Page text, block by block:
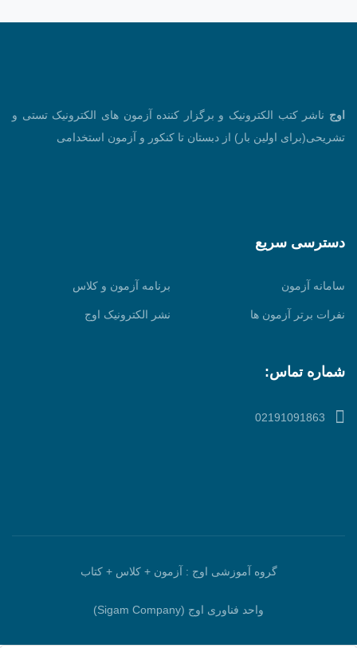
اوج ناشر کتب الکترونیک و برگزار کننده آزمون های الکترونیک تستی و
تشریحی(برای اولین بار) از دبستان تا کنکور و آزمون استخدامی
دسترسی سریع
سامانه آزمون برنامه آزمون و کلاس
نفرات برتر آزمون ها نشر الکترونیک اوج
شماره تماس:
02191091863
گروه آموزشی اوج : آزمون + کلاس + کتاب
واحد فناوری اوج (Sigam Company)